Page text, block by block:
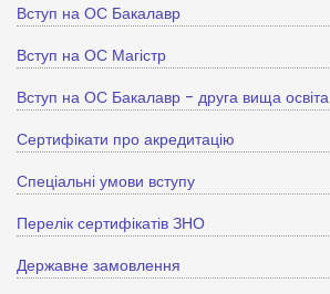
Вступ на ОС Бакалавр
Вступ на ОС Магістр
Вступ на ОС Бакалавр - друга вища освіта
Сертифікати про акредитацію
Спеціальні умови вступу
Перелік сертифікатів ЗНО
Державне замовлення